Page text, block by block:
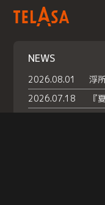
NEWS
2026.08.01
2026.07.18